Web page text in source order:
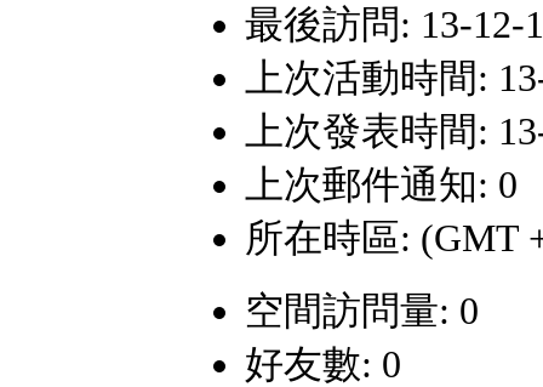
最後訪問: 13-12-
上次活動時間:
上次發表時間:
上次郵件通知: 0
所在時區: (GMT
空間訪問量: 0
好友數: 0